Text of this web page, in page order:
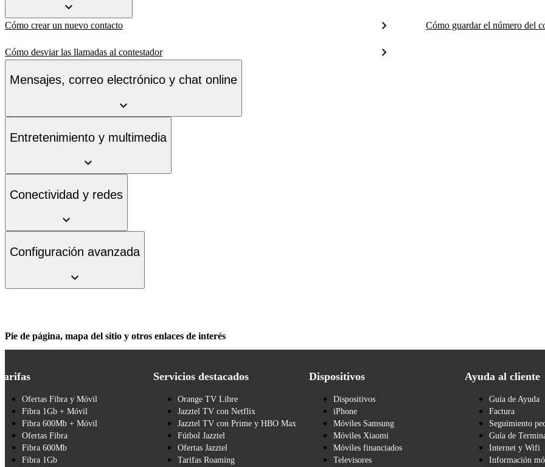
Cómo crear un nuevo contacto Cómo guardar el número del
Cómo desviar las llamadas al contestador
Mensajes, correo electrónico y chat online
Entretenimiento y multimedia
Conectividad y redes
Configuración avanzada
Pie de página, mapa del sitio y otros enlaces de interés
Ofertas Fibra y Móvil
Fibra 1Gb + Móvil
Fibra 600Mb + Móvil
Ofertas Fibra
Fibra 600Mb
Fibra 1Gb
Servicios destacados
Orange TV Libre
Jazztel TV con Netflix
Jazztel TV con Prime y HBO Max
Fútbol Jazztel
Ofertas Jazztel
Tarifas Roaming
Dispositivos
Dispositivos
iPhone
Móviles Samsung
Móviles Xiaomi
Móviles financiados
Televisores
Ayuda al cliente
Guía de Ayuda
Factura
Seguimiento
Guía de
Internet y Wifi
Información